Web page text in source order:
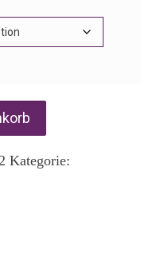
Kategorie: